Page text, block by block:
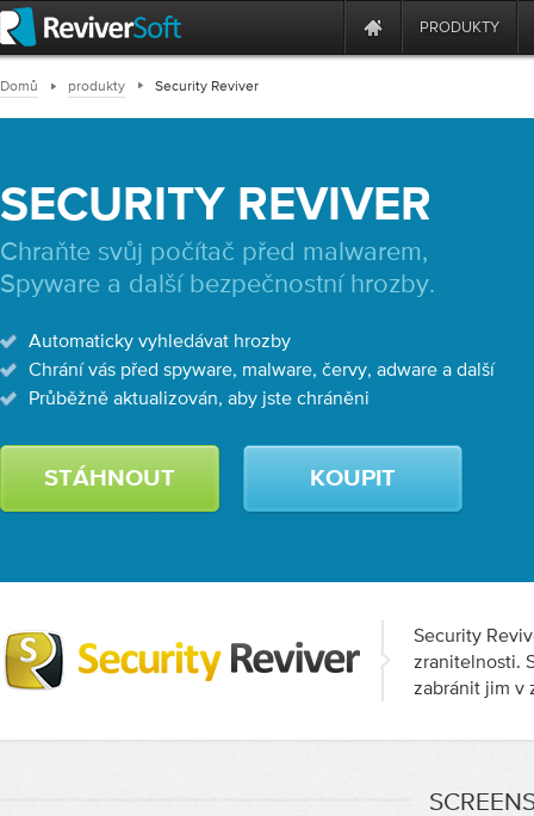
PRODUKTY
Domů produkty Security Reviver
SECURITY REVIVER
Chraňte svůj počítač před malwarem,
Spyware a další bezpečnostní hrozby.
Automaticky vyhledávat hrozby
Chrání vás před spyware, malware, červy, adware a další
Průběžně aktualizován, aby jste chráněni
STÁHNOUT KOUPIT
Security
zranitelnosti.
zabránit jim v